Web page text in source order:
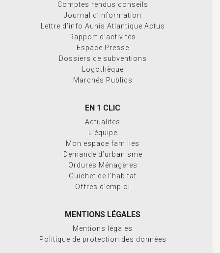
Comptes rendus conseils
Journal d’information
Lettre d’info Aunis Atlantique Actus
Rapport d’activités
Espace Presse
Dossiers de subventions
Logothèque
Marchés Publics
EN 1 CLIC
Actualites
L’équipe
Mon espace familles
Demande d’urbanisme
Ordures Ménagères
Guichet de l’habitat
Offres d’emploi
MENTIONS LÉGALES
Mentions légales
Politique de protection des données